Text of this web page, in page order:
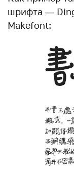
шрифта —
Makefont: